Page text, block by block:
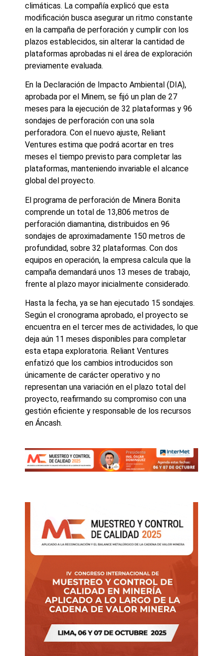
climáticas. La compañía explicó que esta
modificación busca asegurar un ritmo constante
en la campaña de perforación y cumplir con los
plazos establecidos, sin alterar la cantidad de
plataformas aprobadas ni el área de exploración
previamente evaluada.
En la Declaración de Impacto Ambiental (DIA),
aprobada por el Minem, se fijó un plan de 27
meses para la ejecución de 32 plataformas y 96
sondajes de perforación con una sola
perforadora. Con el nuevo ajuste, Reliant
Ventures estima que podrá acortar en tres
meses el tiempo previsto para completar las
plataformas, manteniendo invariable el alcance
global del proyecto.
El programa de perforación de Minera Bonita
comprende un total de 13,806 metros de
perforación diamantina, distribuidos en 96
sondajes de aproximadamente 150 metros de
profundidad, sobre 32 plataformas. Con dos
equipos en operación, la empresa calcula que la
campaña demandará unos 13 meses de trabajo,
frente al plazo mayor inicialmente considerado.
Hasta la fecha, ya se han ejecutado 15 sondajes.
Según el cronograma aprobado, el proyecto se
encuentra en el tercer mes de actividades, lo que
deja aún 11 meses disponibles para completar
esta etapa exploratoria. Reliant Ventures
enfatizó que los cambios introducidos son
únicamente de carácter operativo y no
representan una variación en el plazo total del
proyecto, reafirmando su compromiso con una
gestión eficiente y responsable de los recursos
en Áncash.